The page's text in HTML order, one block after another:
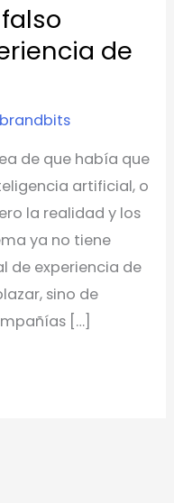
de
brandbits
de que había que
artificial, o
la realidad y los
ya no tiene
de experiencia de
sino de
[…]